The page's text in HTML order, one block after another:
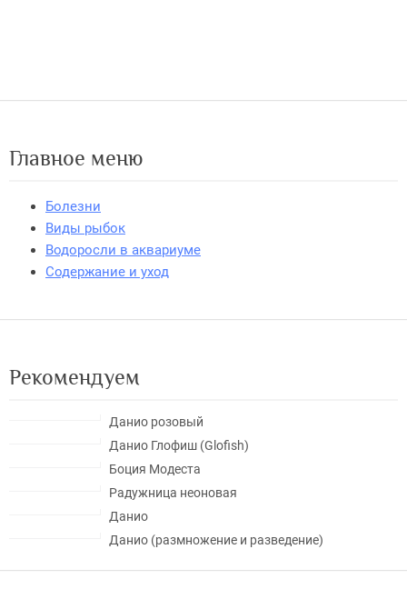
Главное меню
Болезни
Виды рыбок
Водоросли в аквариуме
Содержание и уход
Рекомендуем
Данио розовый
Данио Глофиш (Glofish)
Боция Модеста
Радужница неоновая
Данио
Данио (размножение и разведение)